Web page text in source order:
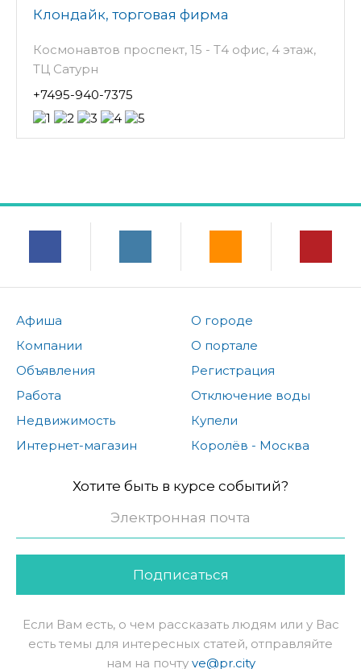
Клондайк, торговая фирма
Космонавтов проспект, 15 - Т4 офис, 4 этаж,
ТЦ Сатурн
+7495-940-7375
Афиша
Компании
Объявления
Работа
Недвижимость
Интернет-магазин
О городе
О портале
Регистрация
Отключение воды
Купели
Королёв - Москва
Хотите быть в курсе событий?
Подписаться
Если Вам есть, о чем рассказать людям или у Вас
есть темы для интересных статей, отправляйте
нам на почту ve@pr.city